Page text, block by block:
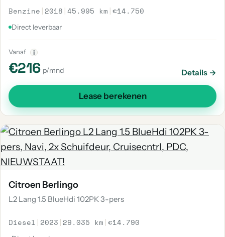
Benzine | 2018 |45.995 km |€14.750
Direct leverbaar
Vanaf i
€216 p/mnd Details →
Lease berekenen
Citroen Berlingo
L2 Lang 1.5 BlueHdi 102PK 3-pers
Diesel | 2023 | 29.035 km |€14.790